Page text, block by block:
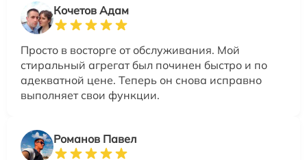
Кочетов Адам
Просто в восторге от обслуживания. Мой
стиральный агрегат был починен быстро и по
адекватной цене. Теперь он снова исправно
выполняет свои функции.
Романов Павел